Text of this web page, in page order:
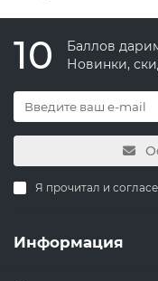
10
Баллов
Новинки,
Я прочитал и
Информация